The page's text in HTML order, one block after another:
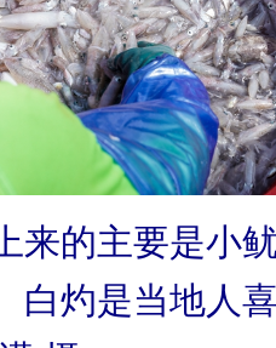
的主要是小鱿
白灼是当地人